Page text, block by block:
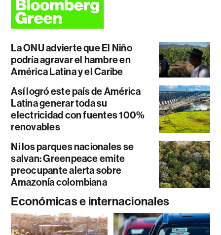
La ONU advierte que El Niño
podría agravar el hambre en
América Latina y el Caribe
Así logró este país de América
Latina generar toda su
electricidad con fuentes 100%
renovables
Ni los parques nacionales se
salvan: Greenpeace emite
preocupante alerta sobre
Amazonía colombiana
Económicas e internacionales